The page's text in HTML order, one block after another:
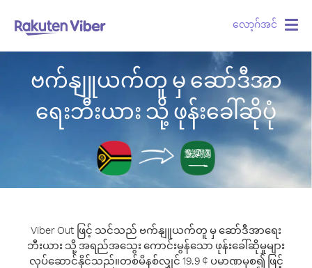
လော့ဂ်အင်
ဗက်နျူယက်တူ မှ ဆော်ဒီအာ
ရေးဘီးယား သို့ ဖုန်းခေါ်ဆိုပုံ
Viber Out ဖြင့် သင်သည် ဗက်နျူယက်တူ မှ ဆော်ဒီအာရေး
ဘီးယား သို့ အရည်အသွေး ကောင်းမွန်သော ဖုန်းခေါ်ဆိုမှုများ
လုပ်ဆောင်နိုင်သည်။တစ်မိနစ်လျှင် 19.9 ¢ ပမာဏမှစ၍ ဖြင့်